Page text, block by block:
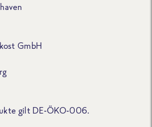
GmbH
gilt DE-ÖKO-006.